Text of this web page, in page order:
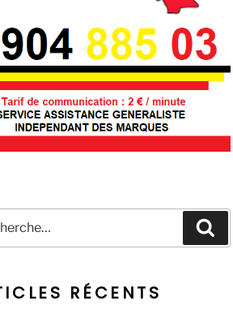
RÉCENTS